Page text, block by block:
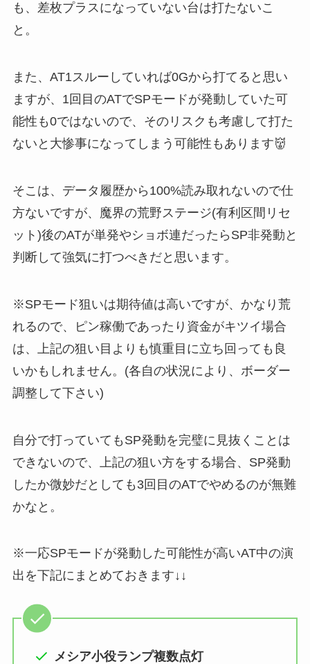
も、差枚プラスになっていない台は打たないこ
と。
また、AT1スルーしていれば0Gから打てると思い
ますが、1回目のATでSPモードが発動していた可
能性も0ではないので、そのリスクも考慮して打た
ないと大惨事になってしまう可能性もあります👹
そこは、データ履歴から100%読み取れないので仕
方ないですが、魔界の荒野ステージ(有利区間リセ
ット)後のATが単発やショボ連だったらSP非発動と
判断して強気に打つべきだと思います。
※SPモード狙いは期待値は高いですが、かなり荒
れるので、ピン稼働であったり資金がキツイ場合
は、上記の狙い目よりも慎重目に立ち回っても良
いかもしれません。(各自の状況により、ボーダー
調整して下さい)
自分で打っていてもSP発動を完璧に見抜くことは
できないので、上記の狙い方をする場合、SP発動
したか微妙だとしても3回目のATでやめるのが無難
かなと。
※一応SPモードが発動した可能性が高いAT中の演
出を下記にまとめておきます↓↓
メシア小役ランプ複数点灯